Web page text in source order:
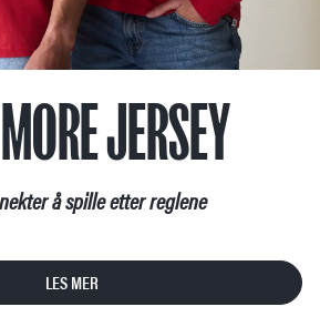
JERSEY
å spille etter reglene
LES MER